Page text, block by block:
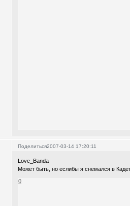
Поделиться2007-03-14 17:20:11
Love_Banda
Может быть, но еслибы я снемался в
0